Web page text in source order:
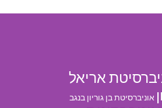
אריאל
אוניברסיטת בן גוריון בנגב